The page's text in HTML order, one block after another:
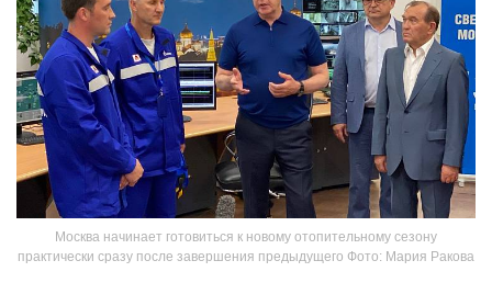
Москва начинает готовиться к новому отопительному сезону
практически сразу после завершения предыдущего Фото: Мария Ракова